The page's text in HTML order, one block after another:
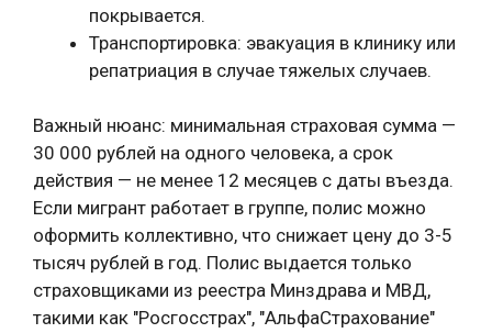
покрывается.
Транспортировка: эвакуация в клинику или
репатриация в случае тяжелых случаев.
Важный нюанс: минимальная страховая сумма —
30 000 рублей на одного человека, а срок
действия — не менее 12 месяцев с даты въезда.
Если мигрант работает в группе, полис можно
оформить коллективно, что снижает цену до 3-5
тысяч рублей в год. Полис выдается только
страховщиками из реестра Минздрава и МВД,
такими как "Росгосстрах", "АльфаСтрахование"